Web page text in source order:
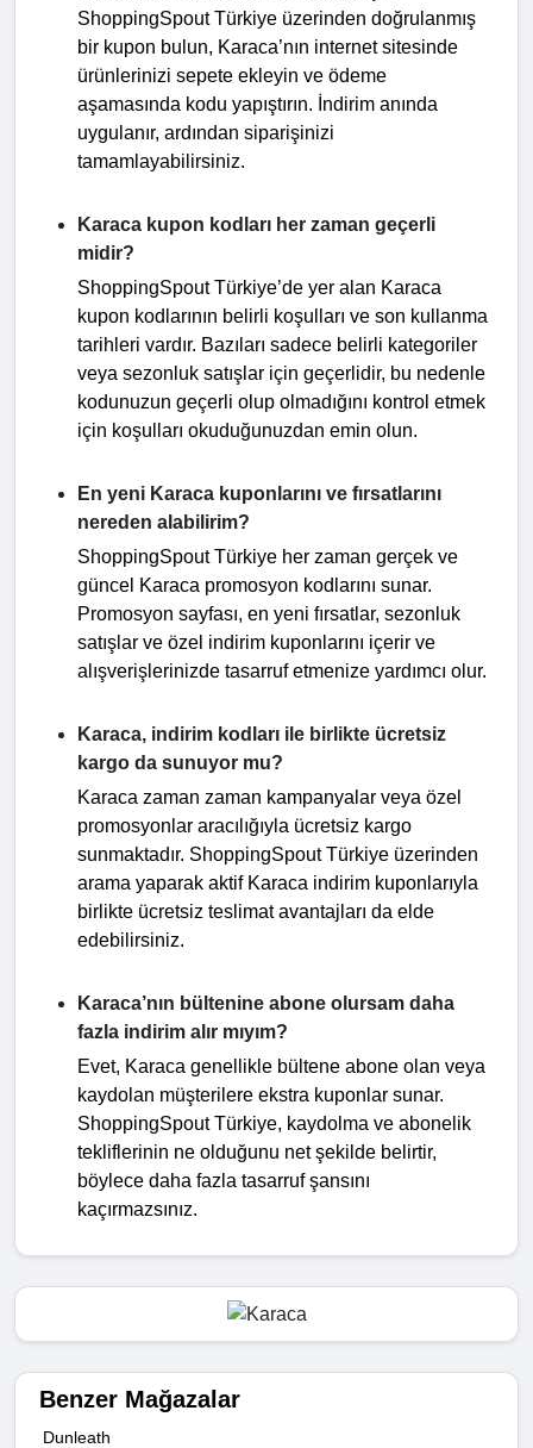
ShoppingSpout Türkiye üzerinden doğrulanmış
bir kupon bulun, Karaca’nın internet sitesinde
ürünlerinizi sepete ekleyin ve ödeme
aşamasında kodu yapıştırın. İndirim anında
uygulanır, ardından siparişinizi
tamamlayabilirsiniz.
Karaca kupon kodları her zaman geçerli
midir?
ShoppingSpout Türkiye’de yer alan Karaca
kupon kodlarının belirli koşulları ve son kullanma
tarihleri vardır. Bazıları sadece belirli kategoriler
veya sezonluk satışlar için geçerlidir, bu nedenle
kodunuzun geçerli olup olmadığını kontrol etmek
için koşulları okuduğunuzdan emin olun.
En yeni Karaca kuponlarını ve fırsatlarını
nereden alabilirim?
ShoppingSpout Türkiye her zaman gerçek ve
güncel Karaca promosyon kodlarını sunar.
Promosyon sayfası, en yeni fırsatlar, sezonluk
satışlar ve özel indirim kuponlarını içerir ve
alışverişlerinizde tasarruf etmenize yardımcı olur.
Karaca, indirim kodları ile birlikte ücretsiz
kargo da sunuyor mu?
Karaca zaman zaman kampanyalar veya özel
promosyonlar aracılığıyla ücretsiz kargo
sunmaktadır. ShoppingSpout Türkiye üzerinden
arama yaparak aktif Karaca indirim kuponlarıyla
birlikte ücretsiz teslimat avantajları da elde
edebilirsiniz.
Karaca’nın bültenine abone olursam daha
fazla indirim alır mıyım?
Evet, Karaca genellikle bültene abone olan veya
kaydolan müşterilere ekstra kuponlar sunar.
ShoppingSpout Türkiye, kaydolma ve abonelik
tekliflerinin ne olduğunu net şekilde belirtir,
böylece daha fazla tasarruf şansını
kaçırmazsınız.
Benzer Mağazalar
Dunleath